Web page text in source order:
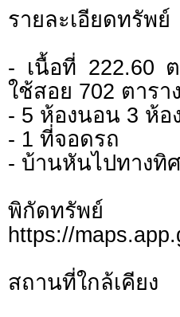
รายละเอียดทรัพย์
- เนื้อที่ 222.60
ใช้สอย 702 ตารา
- 5 ห้องนอน 3 ห้อ
- 1 ที่จอดรถ
- บ้านหันไปทางทิศ
พิกั
https://
สถานที่ใกล้เคียง